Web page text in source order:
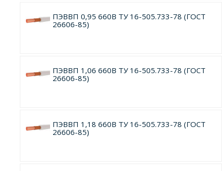
ПЭВВП 0,95 660В ТУ 16-505.733-78 (ГОСТ
26606-85)
ПЭВВП 1,06 660В ТУ 16-505.733-78 (ГОСТ
26606-85)
ПЭВВП 1,18 660В ТУ 16-505.733-78 (ГОСТ
26606-85)